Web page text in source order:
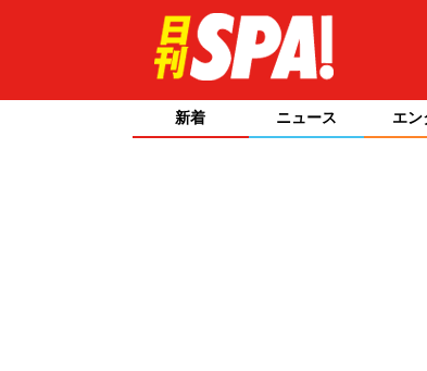
新着 ニュース エン